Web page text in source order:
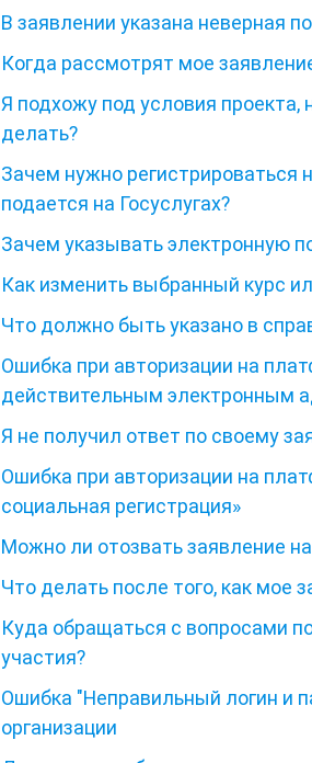
В заявлении указана неверная
Когда рассмотрят мое
Я подхожу под условия проекта,
делать?
Зачем нужно регистрироваться
подается на Госуслугах?
Зачем указывать электронную
Как изменить выбранный курс
Что должно быть указано в
Ошибка при авторизации на
действительным электронным
Я не получил ответ по своему
Ошибка при авторизации на
социальная регистрация»
Можно ли отозвать заявление
Что делать после того, как мое
Куда обращаться с вопросами
участия?
Ошибка "Неправильный логин и
организации